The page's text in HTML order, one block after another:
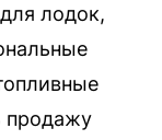
лодок,
продажу